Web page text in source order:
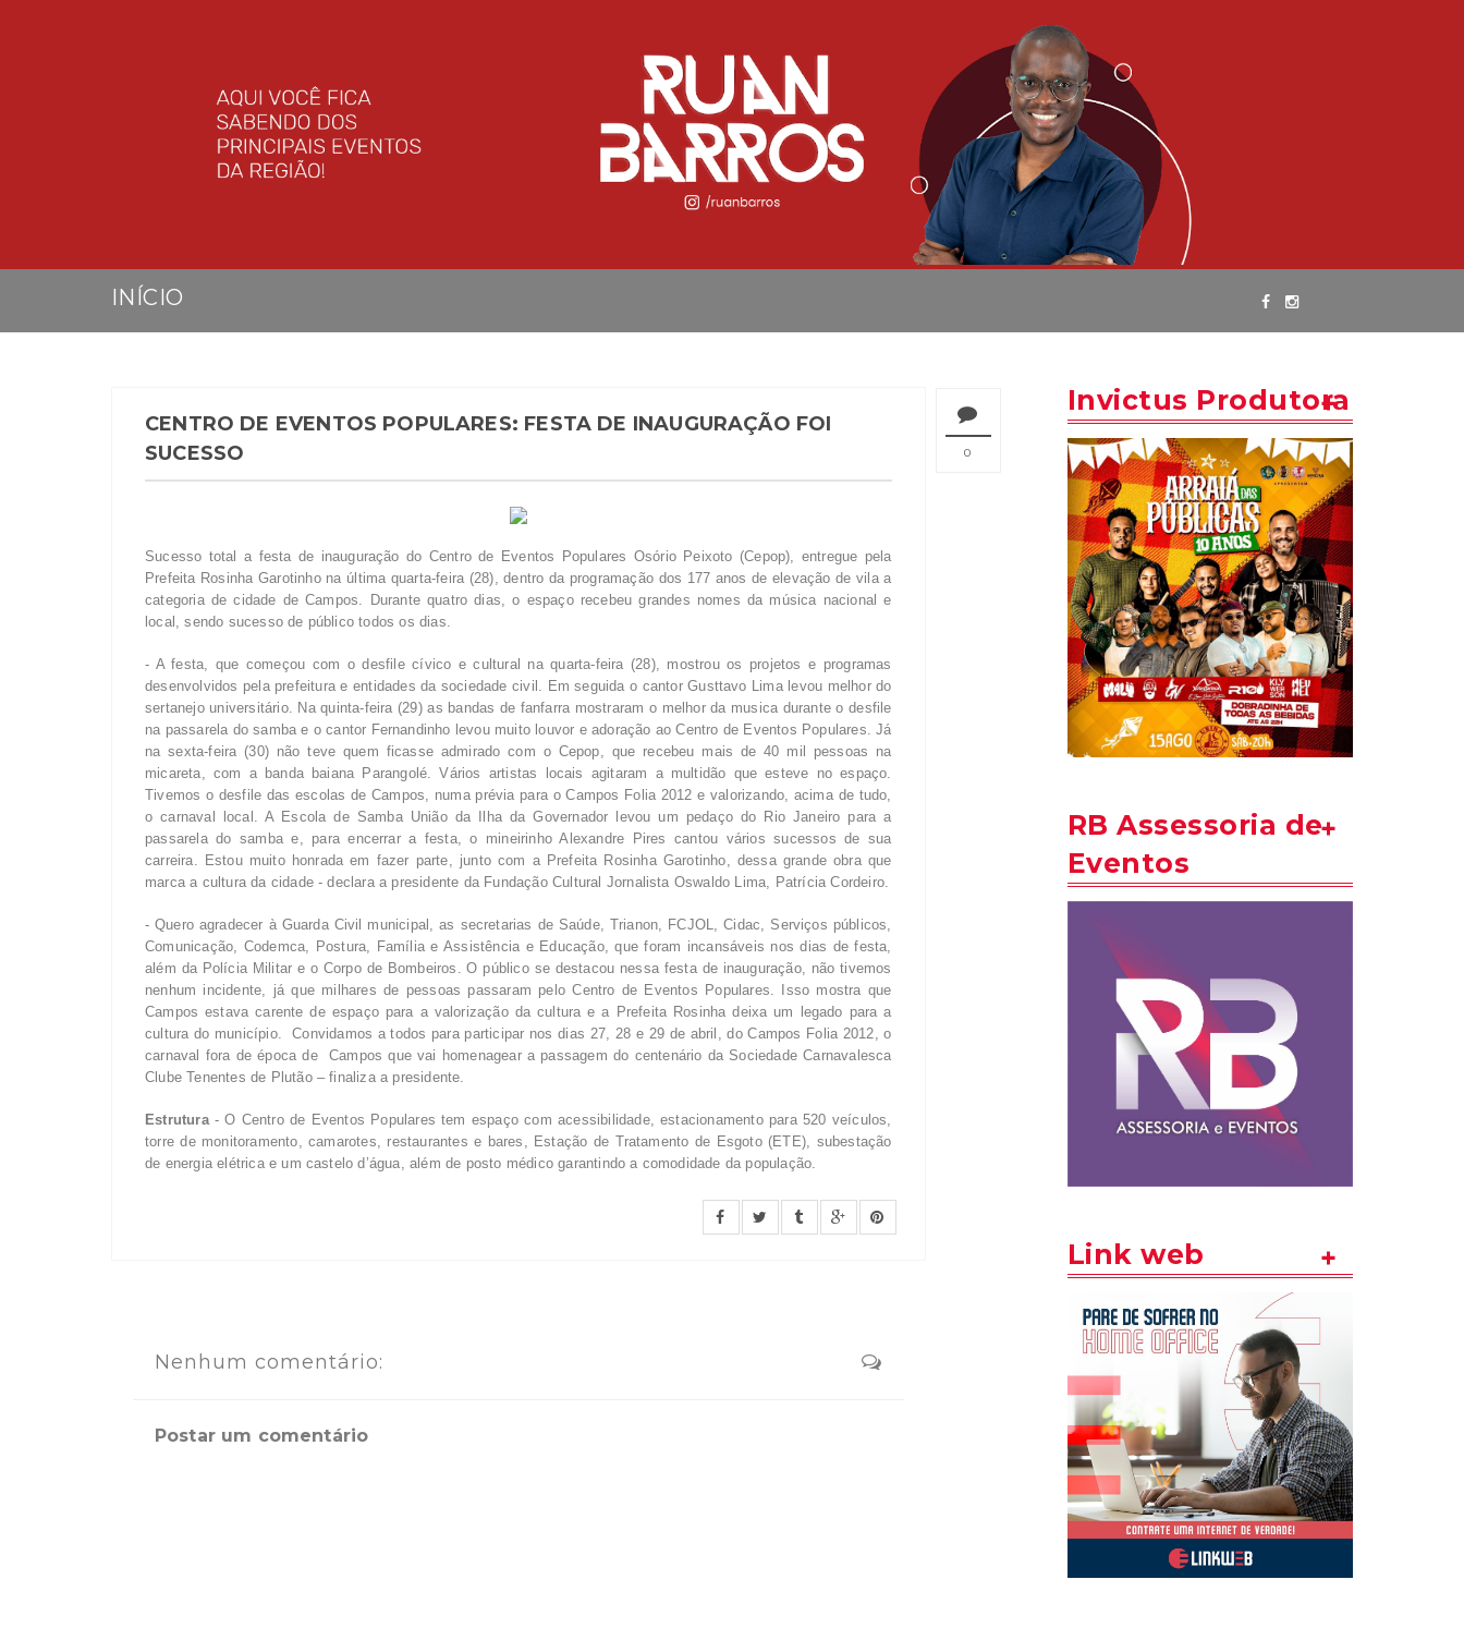
INÍCIO
0
CENTRO DE EVENTOS POPULARES: FESTA DE INAUGURAÇÃO FOI
SUCESSO
Sucesso total a festa de inauguração do Centro de Eventos Populares Osório Peixoto (Cepop), entregue pela
Prefeita Rosinha Garotinho na última quarta-feira (28), dentro da programação dos 177 anos de elevação de vila a
categoria de cidade de Campos. Durante quatro dias, o espaço recebeu grandes nomes da música nacional e
local, sendo sucesso de público todos os dias.
- A festa, que começou com o desfile cívico e cultural na quarta-feira (28), mostrou os projetos e programas
desenvolvidos pela prefeitura e entidades da sociedade civil. Em seguida o cantor Gusttavo Lima levou melhor do
sertanejo universitário. Na quinta-feira (29) as bandas de fanfarra mostraram o melhor da musica durante o desfile
na passarela do samba e o cantor Fernandinho levou muito louvor e adoração ao Centro de Eventos Populares. Já
na sexta-feira (30) não teve quem ficasse admirado com o Cepop, que recebeu mais de 40 mil pessoas na
micareta, com a banda baiana Parangolé. Vários artistas locais agitaram a multidão que esteve no espaço.
Tivemos o desfile das escolas de Campos, numa prévia para o Campos Folia 2012 e valorizando, acima de tudo,
o carnaval local. A Escola de Samba União da Ilha da Governador levou um pedaço do Rio Janeiro para a
passarela do samba e, para encerrar a festa, o mineirinho Alexandre Pires cantou vários sucessos de sua
carreira. Estou muito honrada em fazer parte, junto com a Prefeita Rosinha Garotinho, dessa grande obra que
marca a cultura da cidade - declara a presidente da Fundação Cultural Jornalista Oswaldo Lima, Patrícia Cordeiro.
- Quero agradecer à Guarda Civil municipal, as secretarias de Saúde, Trianon, FCJOL, Cidac, Serviços públicos,
Comunicação, Codemca, Postura, Família e Assistência e Educação, que foram incansáveis nos dias de festa,
além da Polícia Militar e o Corpo de Bombeiros. O público se destacou nessa festa de inauguração, não tivemos
nenhum incidente, já que milhares de pessoas passaram pelo Centro de Eventos Populares. Isso mostra que
Campos estava carente de espaço para a valorização da cultura e a Prefeita Rosinha deixa um legado para a
cultura do município. Convidamos a todos para participar nos dias 27, 28 e 29 de abril, do Campos Folia 2012, o
carnaval fora de época de Campos que vai homenagear a passagem do centenário da Sociedade Carnavalesca
Clube Tenentes de Plutão – finaliza a presidente.
Estrutura- O Centro de Eventos Populares tem espaço com acessibilidade, estacionamento para 520 veículos,
torre de monitoramento, camarotes, restaurantes e bares, Estação de Tratamento de Esgoto (ETE), subestação
de energia elétrica e um castelo d’água, além de posto médico garantindo a comodidade da população.
Nenhum comentário:
Postar um comentário
Invictus Produtora
RB Assessoria de
Eventos
Link web